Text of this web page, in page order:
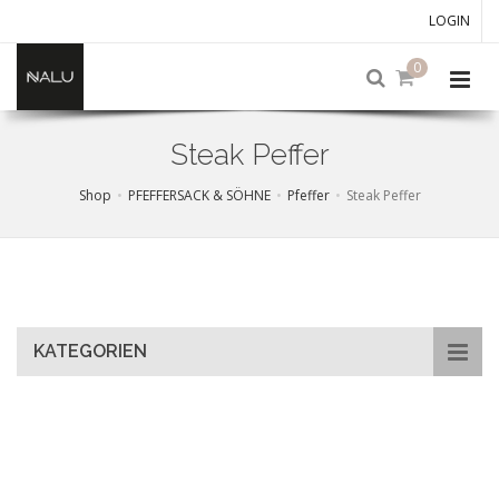
LOGIN
0
Steak Peffer
Shop PFEFFERSACK & SÖHNE Pfeffer Steak Peffer
KATEGORIEN